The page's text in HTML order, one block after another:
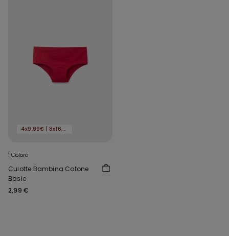
4x9,99€ | 8x16,99€
1 Colore
Culotte Bambina Cotone
Basic
2,99 €